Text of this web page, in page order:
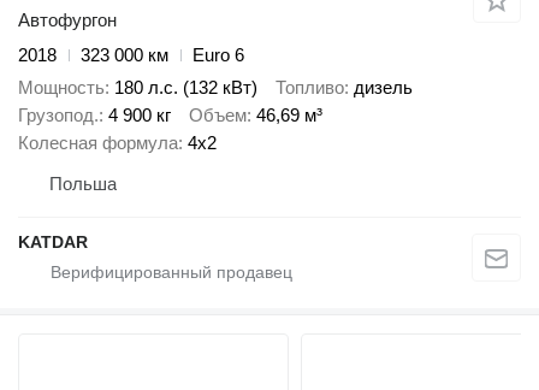
Автофургон
2018
323 000 км
Euro 6
Мощность 180 л.с. (132 кВт) Топливо дизель
Грузопод. 4 900 кг Объем 46,69 м³
Колесная формула 4x2
Польша
KATDAR